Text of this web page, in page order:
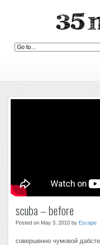
scuba – before
Posted on May 3, 2010 by Escape
совершенно чумовой